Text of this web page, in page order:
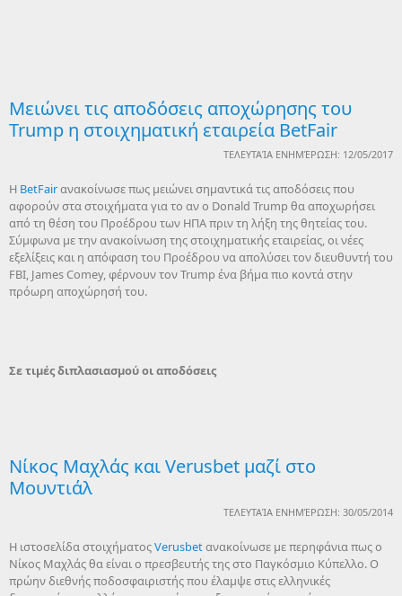
Μειώνει τις αποδόσεις αποχώρησης του
Trump η στοιχηματική εταιρεία BetFair
ΤΕΛΕΥΤΑΊΑ ΕΝΗΜΈΡΩΣΗ: 12/05/2017
Η BetFairανακοίνωσε πως μειώνει σημαντικά τις αποδόσεις που
αφορούν στα στοιχήματα για το αν ο Donald Trump θα αποχωρήσει
από τη θέση του Προέδρου των ΗΠΑ πριν τη λήξη της θητείας του.
Σύμφωνα με την ανακοίνωση της στοιχηματικής εταιρείας, οι νέες
εξελίξεις και η απόφαση του Προέδρου να απολύσει τον διευθυντή του
FBI, James Comey, φέρνουν τον Trump ένα βήμα πιο κοντά στην
πρόωρη αποχώρησή του.
Σε τιμές διπλασιασμού οι αποδόσεις
Νίκος Μαχλάς και Verusbet μαζί στο
Μουντιάλ
ΤΕΛΕΥΤΑΊΑ ΕΝΗΜΈΡΩΣΗ: 30/05/2014
Η ιστοσελίδα στοιχήματοςVerusbetανακοίνωσε με περηφάνια πως ο
Νίκος Μαχλάς θα είναι ο πρεσβευτής της στο Παγκόσμιο Κύπελλο. Ο
πρώην διεθνής ποδοσφαιριστής που έλαμψε στις ελληνικές